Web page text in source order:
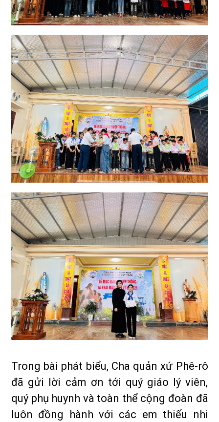
Trong bài phát biểu, Cha quản xứ Phê-rô
đã gửi lời cảm ơn tới quý giáo lý viên,
quý phụ huynh và toàn thể cộng đoàn đã
luôn đồng hành với các em thiếu nhi